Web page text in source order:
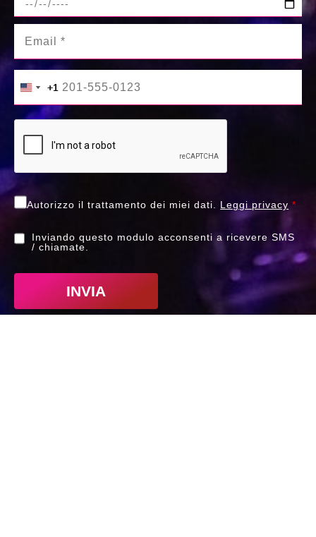
United States +1
+1
United States +1
+1
Autorizzo il trattamento dei miei dati. Leggi privacy *
Inviando questo modulo acconsenti a ricevere SMS
/ chiamate.
INVIA